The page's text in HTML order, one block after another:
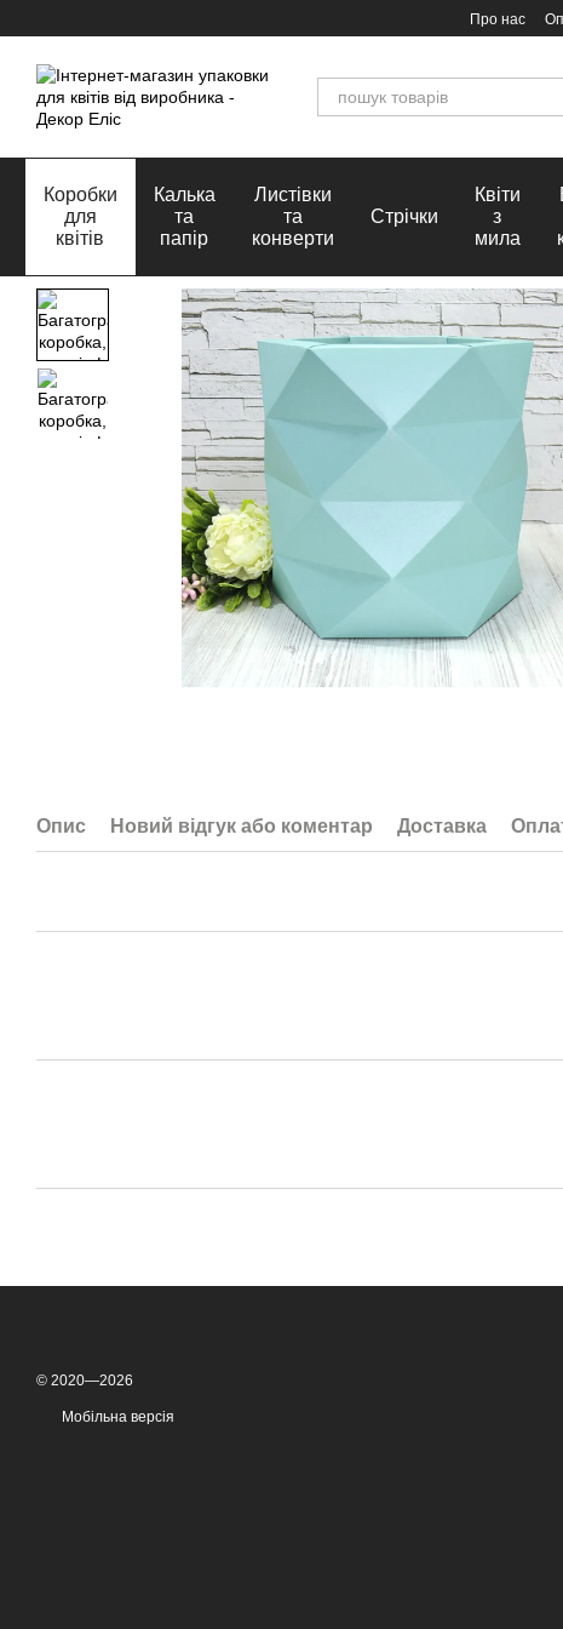
Про нас
Коробки
для
квітів
Калька
та
папір
Листівки
та
конверти
Стрічки
Квіти
з
мила
Опис Новий відгук або коментар Доставка
© 2020—2026
Мобільна версія